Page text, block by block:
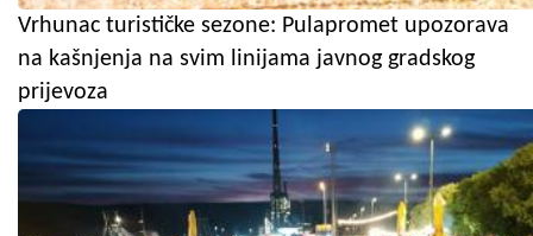
Vrhunac turističke sezone: Pulapromet upozorava
na kašnjenja na svim linijama javnog gradskog
prijevoza